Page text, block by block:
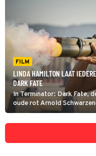
FILM
LINDA HAMILTON LAAT
DARK FATE
In Terminator: Dark Fate,
oude rot Arnold
Linda Hamilton is terug als